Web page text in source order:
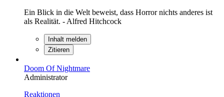
Ein Blick in die Welt beweist, dass Horror nichts anderes ist
als Realität. - Alfred Hitchcock
Inhalt melden
Zitieren
Doom Of Nightmare
Administrator
Reaktionen